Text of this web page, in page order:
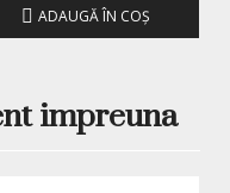
ADAUGĂ ÎN COŞ
impreuna